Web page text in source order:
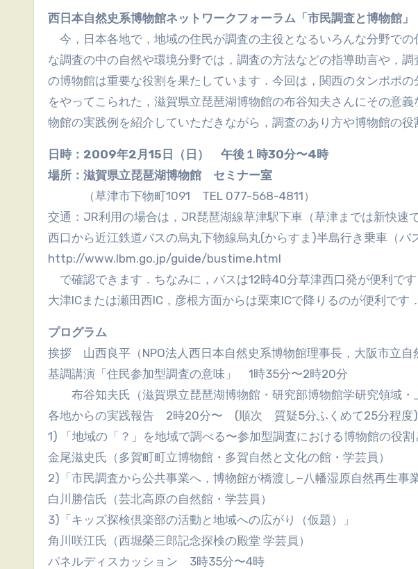
西日本自然史系博物館ネットワークフォーラム「市民調査と博物館」
今，日本各地で，地域の住民が調査の主役となるいろんな分野で
な調査の中の自然や環境分野では，調査の方法などの指導助言や，
の博物館は重要な役割を果たしています．今回は，関西のタンポポ
をやってこられた，滋賀県立琵琶湖博物館の布谷知夫さんにその意
物館の実践例を紹介していただきながら，調査のあり方や博物館の役
日時：2009年2月15日（日） 午後１時30分〜4時
場所：滋賀県立琵琶湖博物館 セミナー室
（草津市下物町1091 TEL 077-568-4811）
交通：JR利用の場合は，JR琵琶湖線草津駅下車（草津までは新快速
西口から近江鉄道バスの烏丸下物線烏丸(からすま)半島行き乗車（バ
http://www.lbm.go.jp/guide/bustime.html
で確認できます．ちなみに，バスは12時40分草津西口発が便利で
大津ICまたは瀬田西IC，彦根方面からは栗東ICで降りるのが便利です．
プログラム
挨拶 山西良平（NPO法人西日本自然史系博物館理事長，大阪市立自
基調講演「住民参加型調査の意味」 1時35分〜2時20分
布谷知夫氏（滋賀県立琵琶湖博物館・研究部博物館学研究領域・
各地からの実践報告 2時20分〜 (順次 質疑5分ふくめて25分程度)
1) 「地域の「？」を地域で調べる〜参加型調査における博物館の役割
金尾滋史氏（多賀町町立博物館・多賀自然と文化の館・学芸員）
2)「市民調査から公共事業へ，博物館が橋渡し−八幡湿原自然再生事
白川勝信氏（芸北高原の自然館・学芸員）
3)「キッズ探検倶楽部の活動と地域への広がり（仮題）」
角川咲江氏（西堀榮三郎記念探検の殿堂 学芸員）
パネルディスカッション 3時35分〜4時